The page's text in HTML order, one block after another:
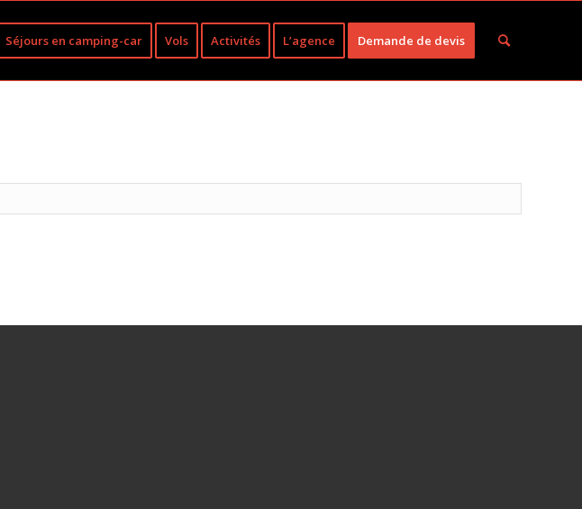
Séjours en camping-car Vols Activités L’agence Demande de devis